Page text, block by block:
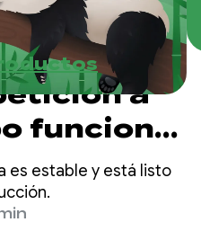
a
funcional
Studio
es estable y está listo